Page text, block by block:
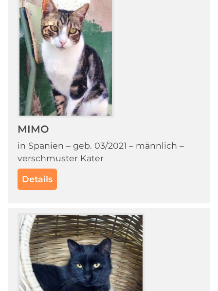
MIMO
in Spanien – geb. 03/2021 – männlich –
verschmuster Kater
Details